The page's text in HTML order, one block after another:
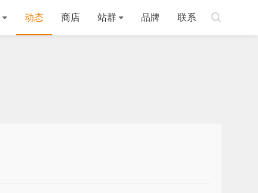

动态 商店 站群 品牌 联系